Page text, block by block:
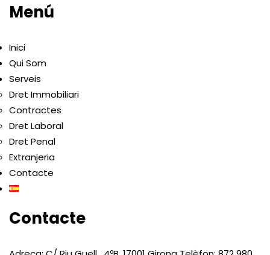
Menú
Inici
Qui Som
Serveis
Dret Immobiliari
Contractes
Dret Laboral
Dret Penal
Extranjeria
Contacte
Contacte